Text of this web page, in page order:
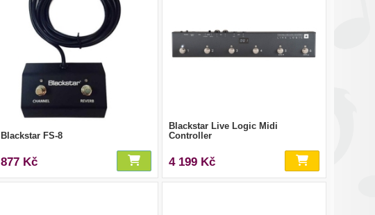
Blackstar FS-8
877 Kč
Blackstar Live Logic Midi
Controller
4 199 Kč